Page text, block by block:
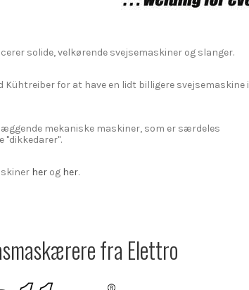
solide, velkørende svejsemaskiner og slanger.
Kühtreiber for at have en lidt billigere svejsemaskine i
mekaniske maskiner, som er særdeles
"dikkedarer".
her og her.
fra Elettro